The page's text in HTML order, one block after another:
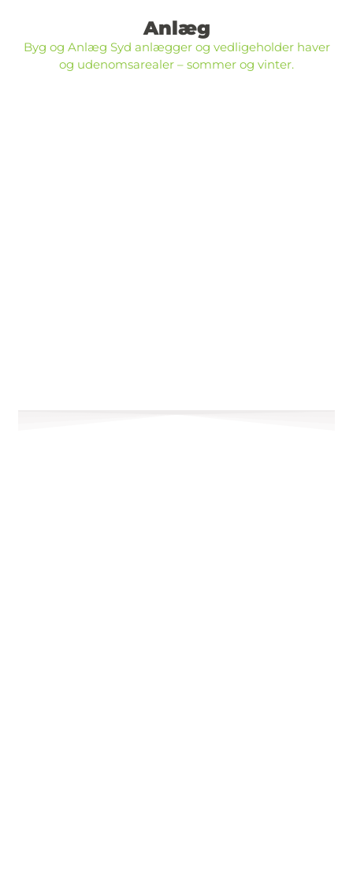
Anlæg
Byg og Anlæg Syd anlægger og vedligeholder haver
og udenomsarealer – sommer og vinter.​